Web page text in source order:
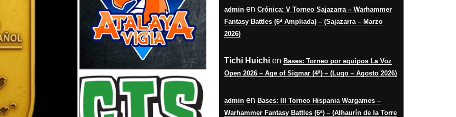
admin en Crónica: V Torneo Sajazarra – Warhammer
Fantasy Battles (6ª Ampliada) – (Sajazarra – Marzo
2026)
Tichi Huichi en Bases: Torneo por equipos La Voz
Open 2026 – Age of Sigmar (4ª) – (Lugo – Agosto 2026)
admin en Bases: III Torneo Hispania Wargames –
Warhammer Fantasy Battles (6ª) – (Alhaurín de la Torre